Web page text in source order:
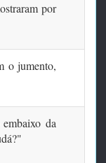
por
o jumento,
da